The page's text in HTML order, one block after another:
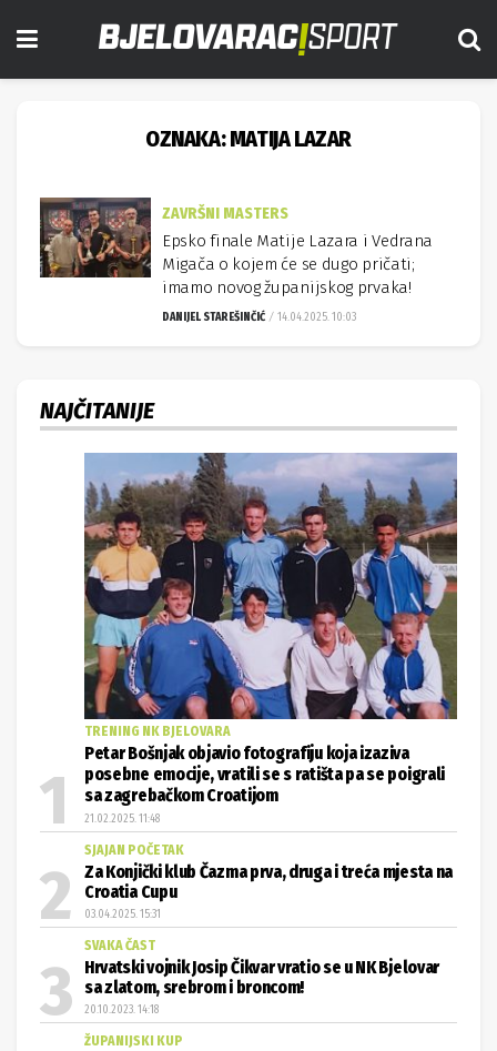
OZNAKA:MATIJA LAZAR
ZAVRŠNI MASTERS
Epsko finale Matije Lazara i Vedrana
Migača o kojem će se dugo pričati;
imamo novog županijskog prvaka!
DANIJEL STAREŠINČIĆ 14.04.2025. 10:03
NAJČITANIJE
TRENING NK BJELOVARA
Petar Bošnjak objavio fotografiju koja izaziva
posebne emocije, vratili se s ratišta pa se poigrali
sa zagrebačkom Croatijom
21.02.2025. 11:48
SJAJAN POČETAK
Za Konjički klub Čazma prva, druga i treća mjesta na
Croatia Cupu
03.04.2025. 15:31
SVAKA ČAST
Hrvatski vojnik Josip Čikvar vratio se u NK Bjelovar
sa zlatom, srebrom i broncom!
20.10.2023. 14:18
ŽUPANIJSKI KUP